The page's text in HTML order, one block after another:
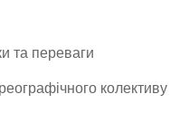
та переваги
колективу